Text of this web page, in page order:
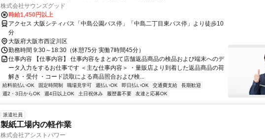
株式会社サウンズグッド
時給1,450円以上
アクセス 大阪シティバス「中島公園バス停」「中島二丁目東バス停」より徒歩10
分
大阪府大阪市西淀川区
勤務時間 9:30～18:30（休憩75分 実働7時間45分）
仕事内容 【仕事内容】 仕事内容をまとめて店舗返品商品の検品および端末へのデ
ータ入力をするお仕事です ＜主な仕事内容＞ ・量販店より到着した返品商品の荷
解き・受付 ・コード読取による商品照合および検...
給料前払いOK 固定時間制 職場見学可 週払いOK 即日払いOK 交通費支給
長期歓迎
週2・3日からOK
週4日以上OK 土日祝休み 履歴書不要 友達と応募OK
派遣社員
製紙工場内の軽作業
株式会社アシストパワー